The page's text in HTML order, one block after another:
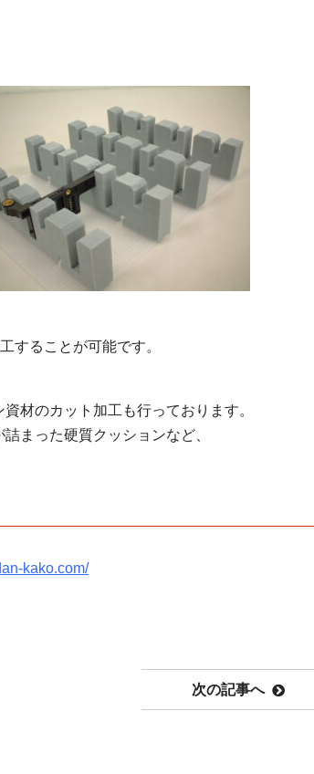
することが可能です。
材のカット加工も行っております。
まった硬質クッションなど、
kako.com/
次の記事へ